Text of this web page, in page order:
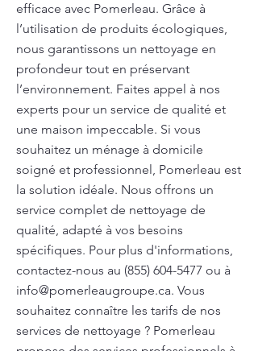
efficace avec Pomerleau. Grâce à
l’utilisation de produits écologiques,
nous garantissons un nettoyage en
profondeur tout en préservant
l’environnement. Faites appel à nos
experts pour un service de qualité et
une maison impeccable. Si vous
souhaitez un ménage à domicile
soigné et professionnel, Pomerleau est
la solution idéale. Nous offrons un
service complet de nettoyage de
qualité, adapté à vos besoins
spécifiques. Pour plus d'informations,
contactez-nous au (855) 604-5477 ou à
info@pomerleaugroupe.ca. Vous
souhaitez connaître les tarifs de nos
services de nettoyage ? Pomerleau